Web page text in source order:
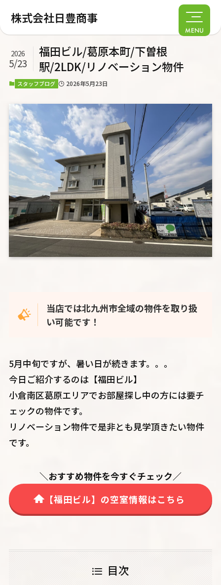
株式会社日豊商事
MENU
福田ビル/葛原本町/下曽根
駅/2LDK/リノベーション物件
2026
5/23
スタッフブログ 2026年5月23日
当店では北九州市全域の物件を取り扱
い可能です！
5月中旬ですが、暑い日が続きます。。。
今日ご紹介するのは【福田ビル】
小倉南区葛原エリアでお部屋探し中の方には要チ
ェックの物件です。
リノベーション物件で是非とも見学頂きたい物件
です。
＼おすすめ物件を今すぐチェック／
【福田ビル】の空室情報はこちら
目次